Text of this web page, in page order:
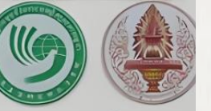
、爱喜利达银行学院、本
团以及广播电台“中柬友谊
，开展汉语教学。通过这些
设立，孔院培养了一大批